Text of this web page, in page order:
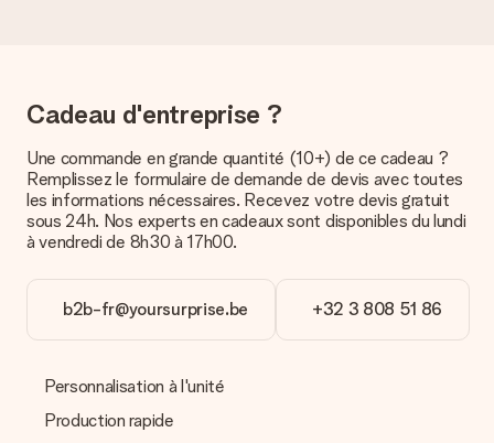
Comment puis-je régler ma commande ?
Nous proposons les formes de paiement suivantes : Paypal,
carte bancaire ou par virement bancaire. Comptez un délai de
3 jours supplémentaires pour la livraison de votre cadeau en
Réception du cadeau
Que puis-je faire si le cadeau ne me convient pas tout à
Nous déplorons le fait que votre cadeau ne vous plaise pas.
Vous pouvez dans ce cas contacter notre service client qui
vous aidera à trouver une solution satisfaisante.
Cadeau d'entreprise ?
Une commande en grande quantité (10+) de ce cadeau ?
Remplissez le formulaire de demande de devis avec toutes
les informations nécessaires. Recevez votre devis gratuit
sous 24h. Nos experts en cadeaux sont disponibles du lundi
à vendredi de 8h30 à 17h00.
b2b-fr@yoursurprise.be +32 3 808 51 86
Personnalisation à l'unité
Production rapide